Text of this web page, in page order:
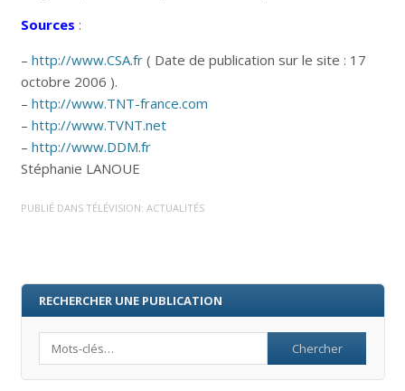
Sources :
– http://www.CSA.fr( Date de publication sur le site : 17
octobre 2006 ).
– http://www.TNT-france.com
– http://www.TVNT.net
– http://www.DDM.fr
Stéphanie LANOUE
PUBLIÉ DANS TÉLÉVISION: ACTUALITÉS
RECHERCHER UNE PUBLICATION